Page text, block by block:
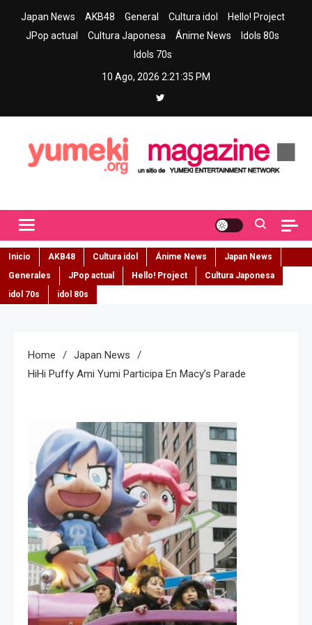
Japan News AKB48 General Cultura idol
Hello! Project
JPop actual
Cultura Japonesa Ánime News
Idols 80s
Idols 70s
10 Ago, 2026 2:21:36 PM
Inicio AKB48 Cultura idol Ánime News
Japan News
Generales
JPop actual Hello! Project
Cultura Japonesa
idol 70s
idol 80s
Home
Japan News
HiHi Puffy Ami Yumi Participa En Macy’s Parade